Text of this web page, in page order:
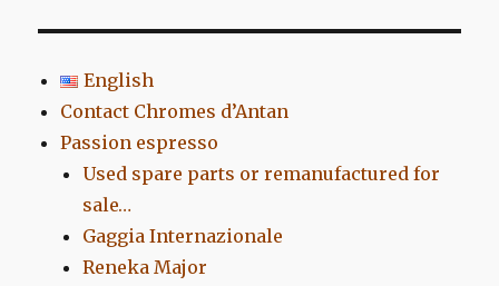
English
Contact Chromes d’Antan
Passion espresso
Used spare parts or remanufactured for
sale…
Gaggia Internazionale
Reneka Major